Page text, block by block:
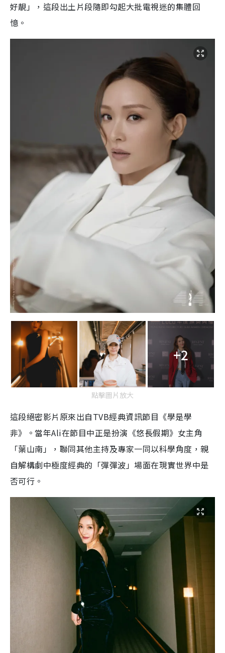
好靚」，這段出土片段隨即勾起大批電視迷的集體回
憶。
+2
點擊圖片放大
這段絕密影片原來出自TVB經典資訊節目《學是學
非》。當年Ali在節目中正是扮演《悠長假期》女主角
「葉山南」，聯同其他主持及專家一同以科學角度，親
自解構劇中極度經典的「彈彈波」場面在現實世界中是
否可行。